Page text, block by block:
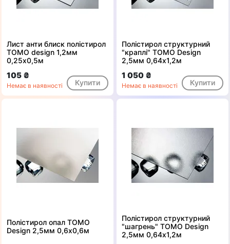
Лист анти блиск полістирол
ТОМО design 1,2мм
0,25x0,5м
105 ₴
Немає в наявності Купити
Полістирол структурний
"краплі" ТОМО Design
2,5мм 0,64х1,2м
1 050 ₴
Немає в наявності Купити
Полістирол опал ТОМО
Design 2,5мм 0,6х0,6м
Полістирол структурний
"шагрень" ТОМО Design
2,5мм 0,64х1,2м